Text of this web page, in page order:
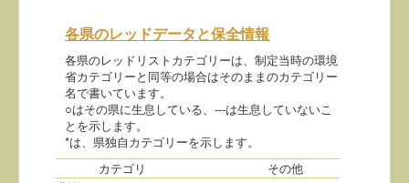
各県のレッドデータと保全情報
各県のレッドリストカテゴリーは、制定当時の環境
省カテゴリーと同等の場合はそのままのカテゴリー
名で書いています。
○はその県に生息している、---は生息していないこ
とを示します。
*は、県独自カテゴリーを示します。
カテゴリ
その他